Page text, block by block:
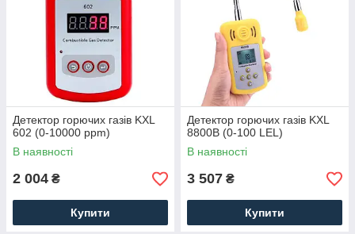
Детектор горючих газів KXL
602 (0-10000 ppm)
В наявності
2 004 ₴
Купити
Детектор горючих газів KXL
8800B (0-100 LEL)
В наявності
3 507 ₴
Купити